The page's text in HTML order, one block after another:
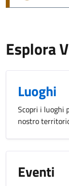
Esplora
Luoghi
Scopri i luoghi
nostro
Eventi